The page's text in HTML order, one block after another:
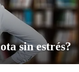
sin estrés?